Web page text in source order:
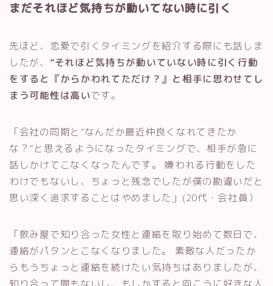
まだそれほど気持ちが動いてない時に引く
先ほど、恋愛で引くタイミングを紹介する際にも話しま
したが、 ”それほど気持ちが動いていない時に引く行動
をすると『からかわれてただけ？』と相手に思わせてし
まう可能性は高いです。
「会社の同期と”なんだか最近仲良くなれてきたか
な？”と思えるようになったタイミングで、相手が急に
話しかけてこなくなったんです。 嫌われる行動をした
わけでもないし、ちょっと残念でしたが僕の勘違いだと
思い深く追求することはやめました」(20代・会社員）
「飲み屋で知り合った女性と連絡を取り始めて数日で、
連絡がパタンとこなくなりました。 素敵な人だったか
らもうちょっと連絡を続けたい気持ちはありましたが、
知り合って間もないし、もしかすると向こうに好きな人